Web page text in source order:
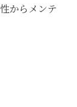
からメンテ